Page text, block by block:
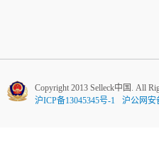
Copyright 2013 Selleck中国. All
沪ICP备13045345号-1
沪公网安